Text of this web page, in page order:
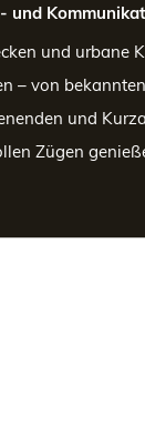
und
und urbane
– von
und
Zügen